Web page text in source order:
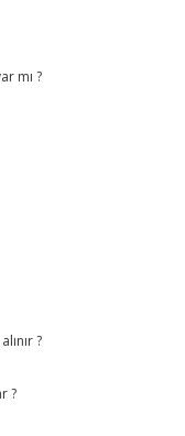
mı ?
?
?